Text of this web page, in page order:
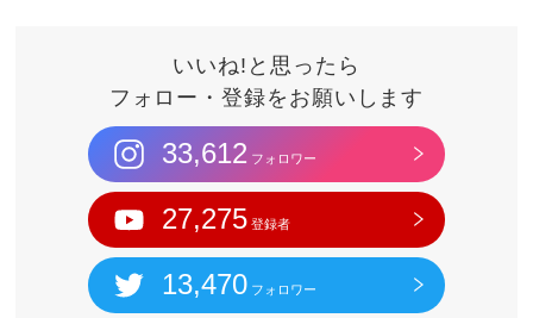
いいね!と思ったら
フォロー・登録をお願いします
33,612 フォロワー
27,275 登録者
13,470 フォロワー